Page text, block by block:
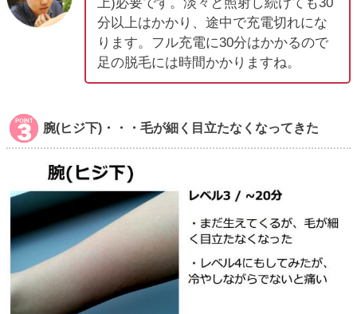
上)必要です。淡々と照射し続けても30
分以上はかかり、途中で充電切れにな
ります。フル充電に30分はかかるので
足の脱毛には時間かかりますね。
腕(ヒジ下)・・・毛が細く目立たなくなってきた